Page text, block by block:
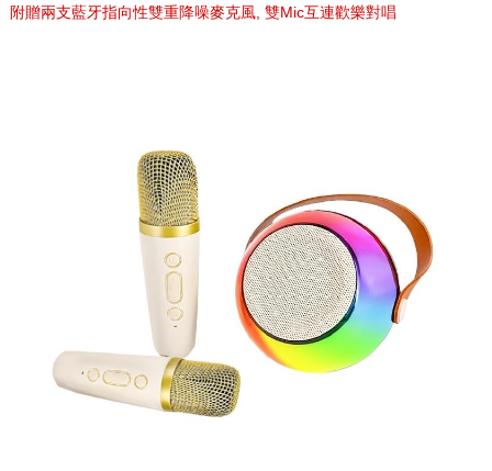
附贈兩支藍牙指向性雙重降噪麥克風, 雙Mic互連歡樂對唱